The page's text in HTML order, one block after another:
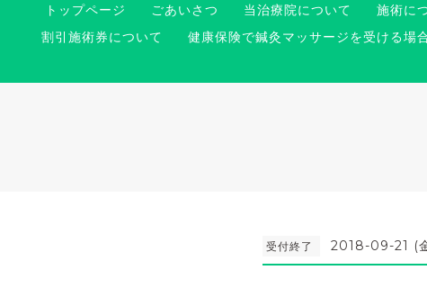
トップページ ごあいさつ 当治療院について 施術に
割引施術券について
健康保険で鍼灸マッサージを受ける場
受付終了 2018-09-21 (